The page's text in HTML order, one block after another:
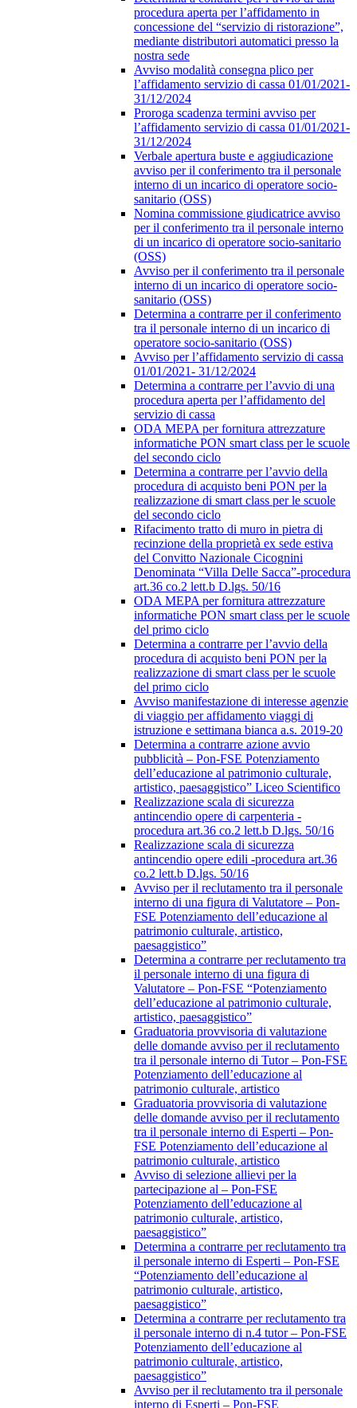
procedura aperta per l’affidamento in
concessione del “servizio di ristorazione”,
mediante distributori automatici presso la
nostra sede
Avviso modalità consegna plico per
l’affidamento servizio di cassa 01/01/2021-
31/12/2024
Proroga scadenza termini avviso per
l’affidamento servizio di cassa 01/01/2021-
31/12/2024
Verbale apertura buste e aggiudicazione
avviso per il conferimento tra il personale
interno di un incarico di operatore socio-
sanitario (OSS)
Nomina commissione giudicatrice avviso
per il conferimento tra il personale interno
di un incarico di operatore socio-sanitario
(OSS)
Avviso per il conferimento tra il personale
interno di un incarico di operatore socio-
sanitario (OSS)
Determina a contrarre per il conferimento
tra il personale interno di un incarico di
operatore socio-sanitario (OSS)
Avviso per l’affidamento servizio di cassa
01/01/2021- 31/12/2024
Determina a contrarre per l’avvio di una
procedura aperta per l’affidamento del
servizio di cassa
ODA MEPA per fornitura attrezzature
informatiche PON smart class per le scuole
del secondo ciclo
Determina a contrarre per l’avvio della
procedura di acquisto beni PON per la
realizzazione di smart class per le scuole
del secondo ciclo
Rifacimento tratto di muro in pietra di
recinzione della proprietà ex sede estiva
del Convitto Nazionale Cicognini
Denominata “Villa Delle Sacca”-procedura
art.36 co.2 lett.b D.lgs. 50/16
ODA MEPA per fornitura attrezzature
informatiche PON smart class per le scuole
del primo ciclo
Determina a contrarre per l’avvio della
procedura di acquisto beni PON per la
realizzazione di smart class per le scuole
del primo ciclo
Avviso manifestazione di interesse agenzie
di viaggio per affidamento viaggi di
istruzione e settimana bianca a.s. 2019-20
Determina a contrarre azione avvio
pubblicità – Pon-FSE Potenziamento
dell’educazione al patrimonio culturale,
artistico, paesaggistico” Liceo Scientifico
Realizzazione scala di sicurezza
antincendio opere di carpenteria -
procedura art.36 co.2 lett.b D.lgs. 50/16
Realizzazione scala di sicurezza
antincendio opere edili -procedura art.36
co.2 lett.b D.lgs. 50/16
Avviso per il reclutamento tra il personale
interno di una figura di Valutatore – Pon-
FSE Potenziamento dell’educazione al
patrimonio culturale, artistico,
paesaggistico”
Determina a contrarre per reclutamento tra
il personale interno di una figura di
Valutatore – Pon-FSE “Potenziamento
dell’educazione al patrimonio culturale,
artistico, paesaggistico”
Graduatoria provvisoria di valutazione
delle domande avviso per il reclutamento
tra il personale interno di Tutor – Pon-FSE
Potenziamento dell’educazione al
patrimonio culturale, artistico
Graduatoria provvisoria di valutazione
delle domande avviso per il reclutamento
tra il personale interno di Esperti – Pon-
FSE Potenziamento dell’educazione al
patrimonio culturale, artistico
Avviso di selezione allievi per la
partecipazione al – Pon-FSE
Potenziamento dell’educazione al
patrimonio culturale, artistico,
paesaggistico”
Determina a contrarre per reclutamento tra
il personale interno di Esperti – Pon-FSE
“Potenziamento dell’educazione al
patrimonio culturale, artistico,
paesaggistico”
Determina a contrarre per reclutamento tra
il personale interno di n.4 tutor – Pon-FSE
Potenziamento dell’educazione al
patrimonio culturale, artistico,
paesaggistico”
Avviso per il reclutamento tra il personale
interno di Esperti – Pon-FSE